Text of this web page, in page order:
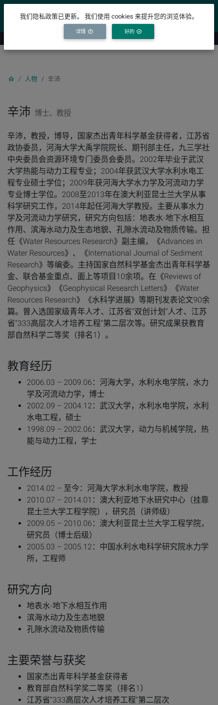
YICODE
人物 辛沛
辛沛 博士、教授
辛沛，教授，博导，国家杰出青年科学基金获得者，江苏省
政协委员，河海大学大禹学院院长、期刊部主任，九三学社
中央委员会资源环境专门委员会委员。2002年毕业于武汉
大学热能与动力工程专业；2004年获武汉大学水利水电工
程专业硕士学位；2009年获河海大学水力学及河流动力学
专业博士学位。2008至2013年在澳大利亚昆士兰大学从事
科学研究工作，2014年起任河海大学教授。主要从事水力
学及河流动力学研究，研究方向包括：地表水-地下水相互
作用、滨海水动力及生态地貌、孔隙水流动及物质传输。担
任《Water Resources Research》副主编，《Advances in
Water Resources》、《International Journal of Sediment
Research》等编委。主持国家自然科学基金杰出青年科学基
金、联合基金重点、面上等项目10余项。在《Reviews of
Geophysics》《Geophysical Research Letters》《Water
Resources Research》《水科学进展》等期刊发表论文90余
篇。曾入选国家级青年人才、江苏省“双创计划”人才、江苏
省“333高层次人才培养工程”第二层次等。研究成果获教育
部自然科学二等奖（排名1）。
教育经历
2006.03 – 2009.06：河海大学，水利水电学院，水力
学及河流动力学，博士
2002.09 – 2004.12：武汉大学，水利水电学院，水利
水电工程，硕士
1998.09 – 2002.06：武汉大学，动力与机械学院，热
能与动力工程，学士
工作经历
2014.02 – 至今：河海大学水利水电学院，教授
2010.07 – 2014.01：澳大利亚地下水研究中心（挂靠
昆士兰大学工程学院），研究员（讲师级）
2009.05 – 2010.06：澳大利亚昆士兰大学工程学院，
研究员（博士后级）
2005.03 – 2005.12：中国水利水电科学研究院水力学
所，工程师
研究方向
地表水-地下水相互作用
滨海水动力及生态地貌
孔隙水流动及物质传输
主要荣誉与获奖
国家杰出青年科学基金获得者
教育部自然科学奖二等奖（排名1）
江苏省“333高层次人才培养工程”第二层次
我们隐私政策已更新。 我们使用 cookies 来提升您的浏览体验。
详情 好的